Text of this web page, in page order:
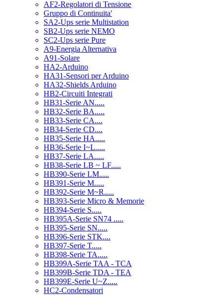
AF2-Regolatori di Tensione
Gruppo di Continuita'
SA2-Ups serie Multistation
SB2-Ups serie NEMO
SC2-Ups serie Pure
A9-Energia Alternativa
A91-Solare
HA2-Arduino
HA31-Sensori per Arduino
HA32-Shields Arduino
HB2-Circuiti Integrati
HB31-Serie AN.....
HB32-Serie BA.....
HB33-Serie CA....
HB34-Serie CD....
HB35-Serie HA.....
HB36-Serie I~L.....
HB37-Serie LA.....
HB38-Serie LB ~ LF.....
HB390-Serie LM.....
HB391-Serie M.....
HB392-Serie M~R.....
HB393-Serie Micro & Memorie
HB394-Serie S.....
HB395A-Serie SN74 .....
HB395-Serie SN.....
HB396-Serie STK....
HB397-Serie T.....
HB398-Serie TA.....
HB399A-Serie TAA - TCA
HB399B-Serie TDA - TEA
HB399E-Serie U~Z.....
HC2-Condensatori